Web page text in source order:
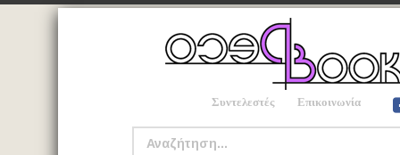
Συντελεστές Επικοινωνία